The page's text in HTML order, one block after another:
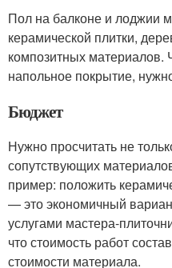
Пол на балконе и лоджии
керамической плитки,
композитных
напольное покрытие,
Бюджет
Нужно просчитать не
сопутствующих
пример: положить
— это экономичный
услугами мастера-
что стоимость работ
стоимости материала.